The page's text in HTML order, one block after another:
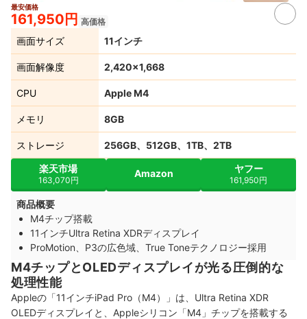
最安価格
161,950円 高価格
画面サイズ 11インチ
画面解像度 2,420×1,668
CPU Apple M4
メモリ 8GB
ストレージ
256GB、512GB、1TB、2TB
楽天市場
163,070円
Amazon ヤフー
161,950円
商品概要
M4チップ搭載
11インチUltra Retina XDRディスプレイ
ProMotion、P3の広色域、True Toneテクノロジー採用
M4チップとOLEDディスプレイが光る圧倒的な
処理性能
Appleの「11インチiPad Pro（M4）」は、Ultra Retina XDR
OLEDディスプレイと、Appleシリコン「M4」チップを搭載する